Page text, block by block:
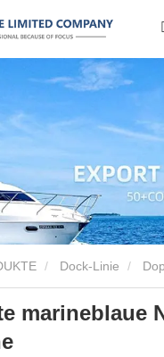
Dock-Linie
marineblaue Nylon
marineblaue